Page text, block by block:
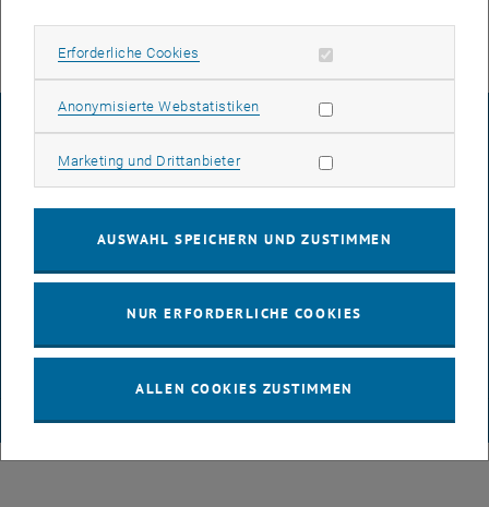
© TU Wien# 65814
IMPRESSUM
BARRIEREFREIHEITSERKLÄRUNG
DATENSCHUTZERKLÄRUNG (PDF)
COOKIEEINSTELLUNGEN
Erforderliche Cookies Erforderliche Cookies zulassen
Anonymisierte WebstatistikenStatistik Cookies zulassen
Marketing und DrittanbieterMarketing Cookies zulassen
AUSWAHL SPEICHERN UND ZUSTIMMEN
NUR ERFORDERLICHE COOKIES
ALLEN COOKIES ZUSTIMMEN